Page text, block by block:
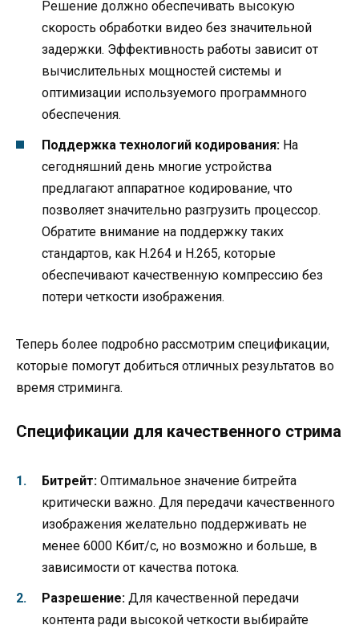
Решение должно обеспечивать высокую
скорость обработки видео без значительной
задержки. Эффективность работы зависит от
вычислительных мощностей системы и
оптимизации используемого программного
обеспечения.
Поддержка технологий кодирования: На
сегодняшний день многие устройства
предлагают аппаратное кодирование, что
позволяет значительно разгрузить процессор.
Обратите внимание на поддержку таких
стандартов, как H.264 и H.265, которые
обеспечивают качественную компрессию без
потери четкости изображения.
Теперь более подробно рассмотрим спецификации,
которые помогут добиться отличных результатов во
время стриминга.
Спецификации для качественного стрима
Битрейт: Оптимальное значение битрейта
критически важно. Для передачи качественного
изображения желательно поддерживать не
менее 6000 Кбит/с, но возможно и больше, в
зависимости от качества потока.
Разрешение: Для качественной передачи
контента ради высокой четкости выбирайте